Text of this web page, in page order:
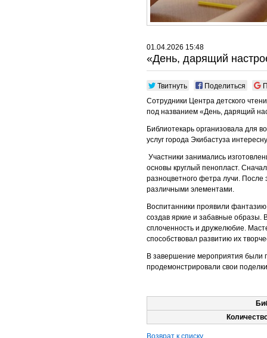
01.04.2026 15:48
«День, дарящий
Твитнуть Поделиться
Сотрудники Центра детского
под названием «День, дарящий
Библиотекарь организовала для
услуг города Экибастуза
Участники занимались
основы круглый пенопласт.
разноцветного фетра лучи. После
различными элементами.
Воспитанники проявили
создав яркие и забавные образы.
сплоченность и дружелюбие.
способствовал развитию их
В завершение мероприятия были
продемонстрировали свои
Возврат к списку